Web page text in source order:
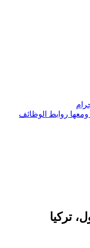
روابط الوظائف
تركيا